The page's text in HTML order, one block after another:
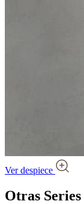
Ver despiece
Otras Series